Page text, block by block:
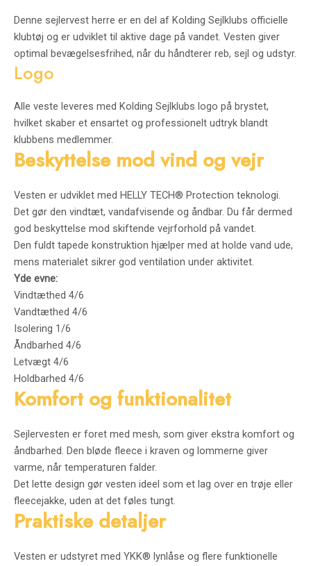
Denne sejlervest herre er en del af Kolding Sejlklubs officielle
klubtøj og er udviklet til aktive dage på vandet. Vesten giver
optimal bevægelsesfrihed, når du håndterer reb, sejl og udstyr.
Logo
Alle veste leveres med Kolding Sejlklubs logo på brystet,
hvilket skaber et ensartet og professionelt udtryk blandt
klubbens medlemmer.
Beskyttelse mod vind og vejr
Vesten er udviklet med HELLY TECH® Protection teknologi.
Det gør den vindtæt, vandafvisende og åndbar. Du får dermed
god beskyttelse mod skiftende vejrforhold på vandet.
Den fuldt tapede konstruktion hjælper med at holde vand ude,
mens materialet sikrer god ventilation under aktivitet.
Yde evne:
Vindtæthed 4/6
Vandtæthed 4/6
Isolering 1/6
Åndbarhed 4/6
Letvægt 4/6
Holdbarhed 4/6
Komfort og funktionalitet
Sejlervesten er foret med mesh, som giver ekstra komfort og
åndbarhed. Den bløde fleece i kraven og lommerne giver
varme, når temperaturen falder.
Det lette design gør vesten ideel som et lag over en trøje eller
fleecejakke, uden at det føles tungt.
Praktiske detaljer
Vesten er udstyret med YKK® lynlåse og flere funktionelle